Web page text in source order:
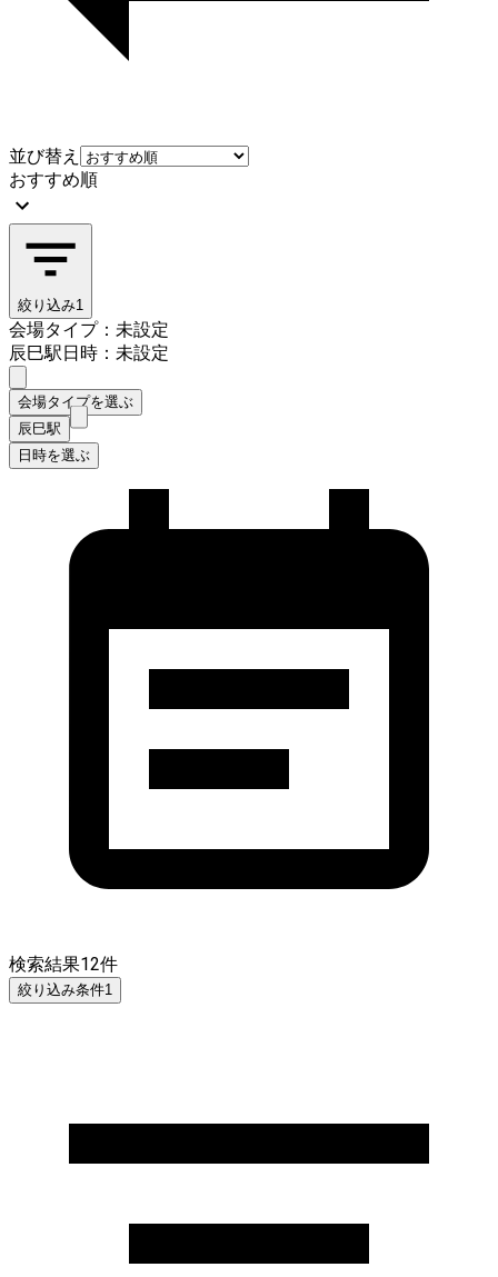
並び替え
おすすめ順
絞り込み1
会場タイプ：未設定
辰巳駅日時：未設定
会場タイプを選ぶ
辰巳駅
日時を選ぶ
検索結果12件
絞り込み条件1